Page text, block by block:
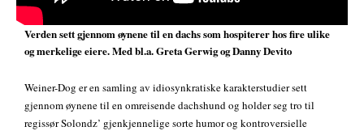
Verden sett gjennom øynene til en dachs som hospiterer hos fire ulike
og merkelige eiere. Med bl.a. Greta Gerwig og Danny Devito
Weiner-Dog er en samling av idiosynkratiske karakterstudier sett
gjennom øynene til en omreisende dachshund og holder seg tro til
regissør Solondz’ gjenkjennelige sorte humor og kontroversielle